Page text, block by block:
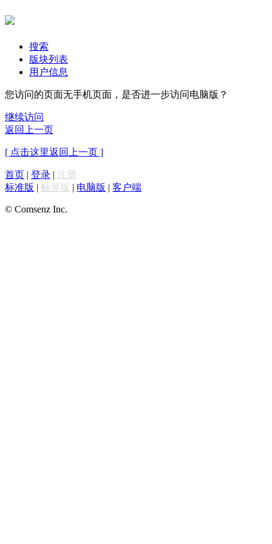
搜索
版块列表
用户信息
您访问的页面无手机页面，是否进一步访问电脑版？
继续访问
返回上一页
[ 点击这里返回上一页 ]
首页 | 登录 | 注册
标准版 | 触屏版 | 电脑版 | 客户端
© Comsenz Inc.